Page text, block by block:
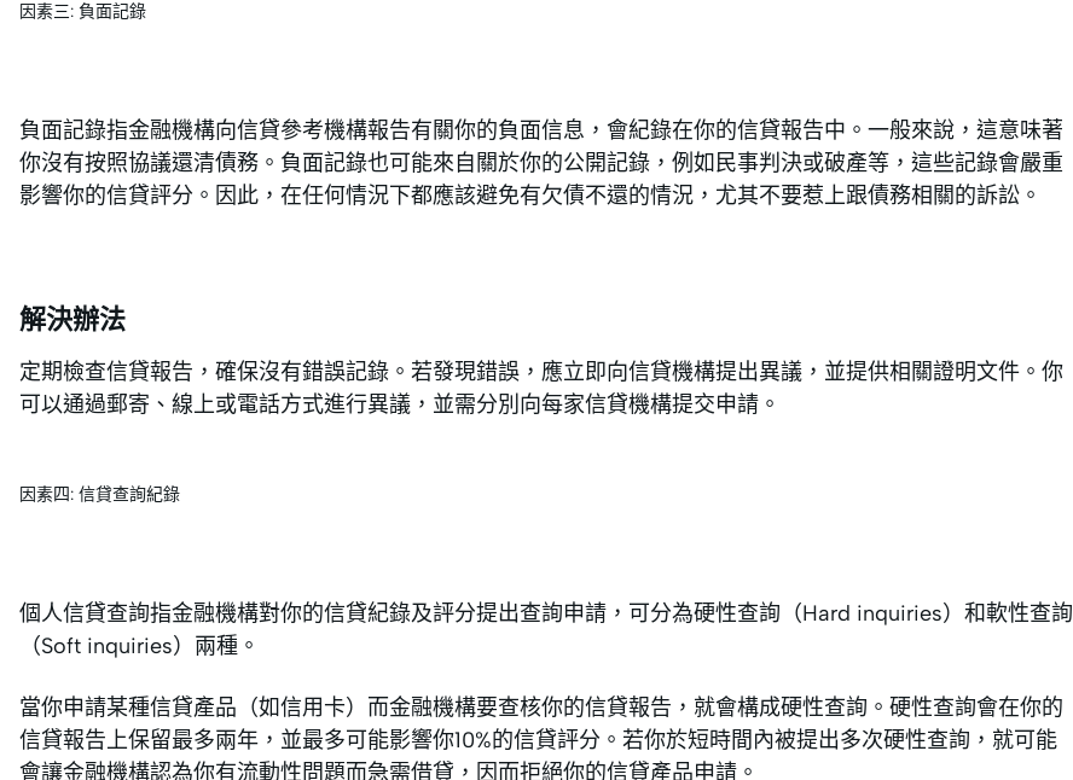
因素三: 負面記錄
負面記錄指金融機構向信貸參考機構報告有關你的負面信息，會紀錄在你的信貸報告中。一般來說，這意味著
你沒有按照協議還清債務。負面記錄也可能來自關於你的公開記錄，例如民事判決或破產等，這些記錄會嚴重
影響你的信貸評分。因此，在任何情況下都應該避免有欠債不還的情況，尤其不要惹上跟債務相關的訴訟。
解決辦法
定期檢查信貸報告，確保沒有錯誤記錄。若發現錯誤，應立即向信貸機構提出異議，並提供相關證明文件。你
可以通過郵寄、線上或電話方式進行異議，並需分別向每家信貸機構提交申請。
因素四: 信貸查詢紀錄
個人信貸查詢指金融機構對你的信貸紀錄及評分提出查詢申請，可分為硬性查詢（Hard inquiries）和軟性查詢
（Soft inquiries）兩種。
當你申請某種信貸產品（如信用卡）而金融機構要查核你的信貸報告，就會構成硬性查詢。硬性查詢會在你的
信貸報告上保留最多兩年，並最多可能影響你10%的信貸評分。若你於短時間內被提出多次硬性查詢，就可能
會讓金融機構認為你有流動性問題而急需借貸，因而拒絕你的信貸產品申請。